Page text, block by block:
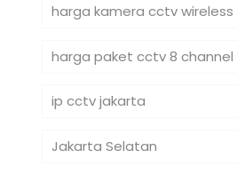
harga kamera cctv wireless
harga paket cctv 8 channel
ip cctv jakarta
Jakarta Selatan